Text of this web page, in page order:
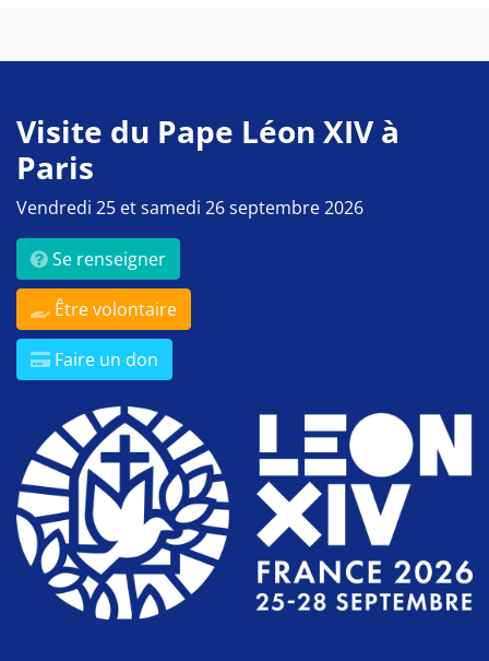
Visite du Pape Léon XIV à
Paris
Vendredi 25 et samedi 26 septembre 2026
Se renseigner
Être volontaire
Faire un don